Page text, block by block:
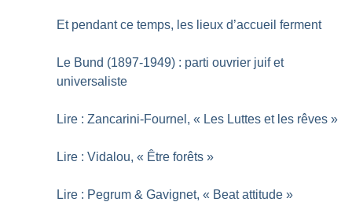
Et pendant ce temps, les lieux d’accueil ferment
Le Bund (1897-1949) : parti ouvrier juif et
universaliste
Lire : Zancarini-Fournel, « Les Luttes et les rêves »
Lire : Vidalou, « Être forêts »
Lire : Pegrum & Gavignet, « Beat attitude »